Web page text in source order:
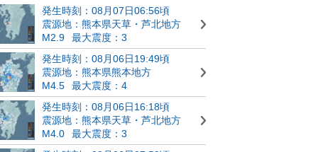
発生時刻：08月07日06:56頃
震源地：熊本県天草・芦北地方
M2.9
最大震度：3
発生時刻：08月06日19:49頃
震源地：熊本県熊本地方
M4.5
最大震度：4
発生時刻：08月06日16:18頃
震源地：熊本県天草・芦北地方
M4.0
最大震度：3